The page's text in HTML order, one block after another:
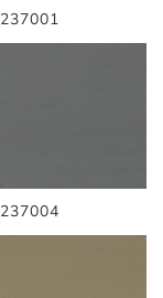
237001
237004